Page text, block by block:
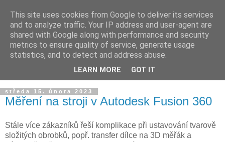
středa 15. února 2023
Měření na stroji v Autodesk Fusion 360
Stále více zákazníků řeší komplikace při ustavování tvarově
složitých obrobků, popř. transfer dílce na 3D měřák a
This site uses cookies from Google to deliver its services
and to analyze traffic. Your IP address and user-agent are
shared with Google along with performance and security
metrics to ensure quality of service, generate usage
statistics, and to detect and address abuse.
LEARN MORE GOT IT